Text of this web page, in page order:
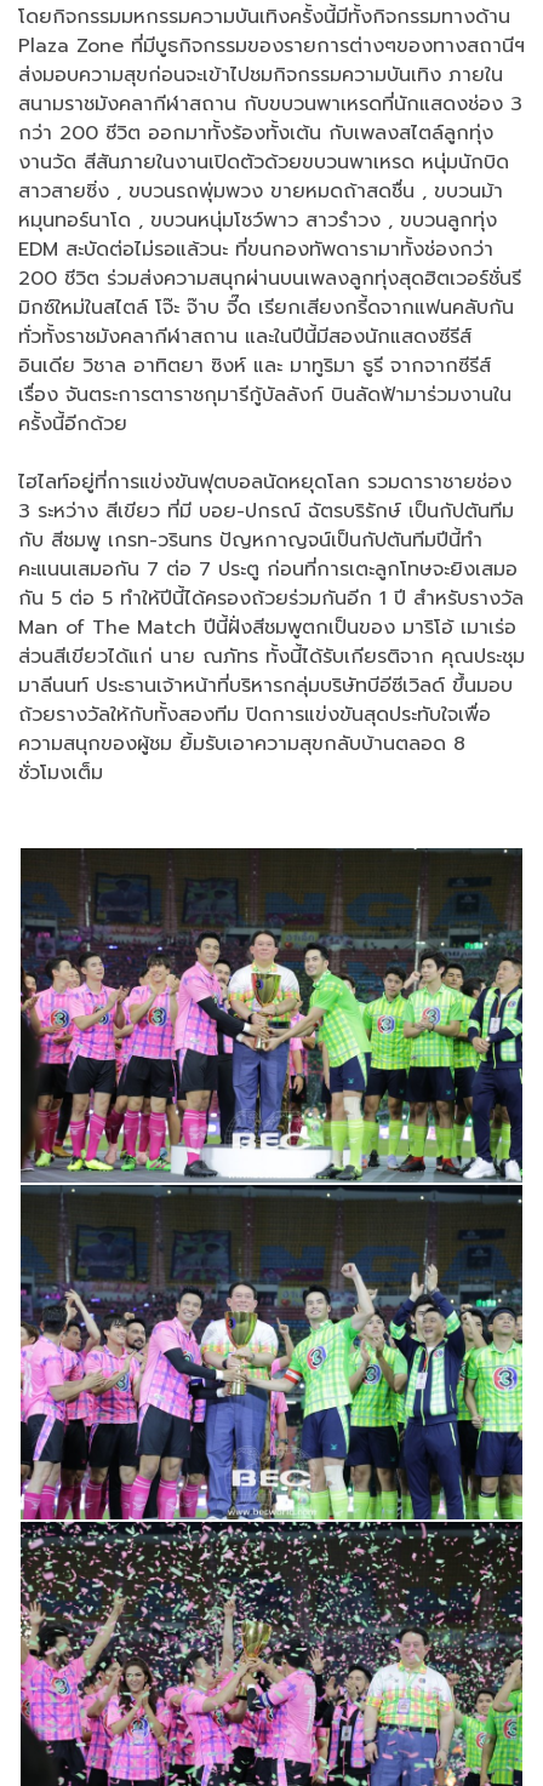
โดยกิจกรรมมหกรรมความบันเทิงครั้งนี้มีทั้งกิจกรรมทางด้าน
Plaza Zone ที่มีบูธกิจกรรมของรายการต่างๆของทางสถานีฯ
ส่งมอบความสุขก่อนจะเข้าไปชมกิจกรรมความบันเทิง ภายใน
สนามราชมังคลากีฬาสถาน กับขบวนพาเหรดที่นักแสดงช่อง 3
กว่า 200 ชีวิต ออกมาทั้งร้องทั้งเต้น กับเพลงสไตล์ลูกทุ่ง
งานวัด สีสันภายในงานเปิดตัวด้วยขบวนพาเหรด หนุ่มนักบิด
สาวสายซิ่ง , ขบวนรถพุ่มพวง ขายหมดถ้าสดชื่น , ขบวนม้า
หมุนทอร์นาโด , ขบวนหนุ่มโชว์พาว สาวรำวง , ขบวนลูกทุ่ง
EDM สะบัดต่อไม่รอแล้วนะ ที่ขนกองทัพดารามาทั้งช่องกว่า
200 ชีวิต ร่วมส่งความสนุกผ่านบนเพลงลูกทุ่งสุดฮิตเวอร์ชั่นรี
มิกซ์ใหม่ในสไตล์ โจ๊ะ จ๊าบ จี๊ด เรียกเสียงกรี้ดจากแฟนคลับกัน
ทั่วทั้งราชมังคลากีฬาสถาน และในปีนี้มีสองนักแสดงซีรีส์
อินเดีย วิชาล อาทิตยา ซิงห์ และ มาทูริมา ธูรี จากจากซีรีส์
เรื่อง จันตระการตาราชกุมารีกู้บัลลังก์ บินลัดฟ้ามาร่วมงานใน
ครั้งนี้อีกด้วย
ไฮไลท์อยู่ที่การแข่งขันฟุตบอลนัดหยุดโลก รวมดาราชายช่อง
3 ระหว่าง สีเขียว ที่มี บอย-ปกรณ์ ฉัตรบริรักษ์ เป็นกัปตันทีม
กับ สีชมพู เกรท-วรินทร ปัญหกาญจน์เป็นกัปตันทีมปีนี้ทำ
คะแนนเสมอกัน 7 ต่อ 7 ประตู ก่อนที่การเตะลูกโทษจะยิงเสมอ
กัน 5 ต่อ 5 ทำให้ปีนี้ได้ครองถ้วยร่วมกันอีก 1 ปี สำหรับรางวัล
Man of The Match ปีนี้ฝั่งสีชมพูตกเป็นของ มาริโอ้ เมาเร่อ
ส่วนสีเขียวได้แก่ นาย ณภัทร ทั้งนี้ได้รับเกียรติจาก คุณประชุม
มาลีนนท์ ประธานเจ้าหน้าที่บริหารกลุ่มบริษัทบีอีซีเวิลด์ ขึ้นมอบ
ถ้วยรางวัลให้กับทั้งสองทีม ปิดการแข่งขันสุดประทับใจเพื่อ
ความสนุกของผู้ชม ยิ้มรับเอาความสุขกลับบ้านตลอด 8
ชั่วโมงเต็ม